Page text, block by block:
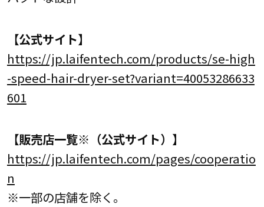
【公式サイト】
https://jp.laifentech.com/products/se-high
-speed-hair-dryer-set?variant=40053286633
601
【販売店一覧※（公式サイト）】
https://jp.laifentech.com/pages/cooperatio
n
※一部の店舗を除く。